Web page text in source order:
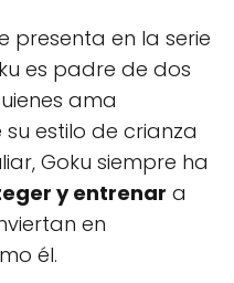
presenta en la serie
es padre de dos
ama
estilo de crianza
Goku siempre ha
y entrenar a
en
él.